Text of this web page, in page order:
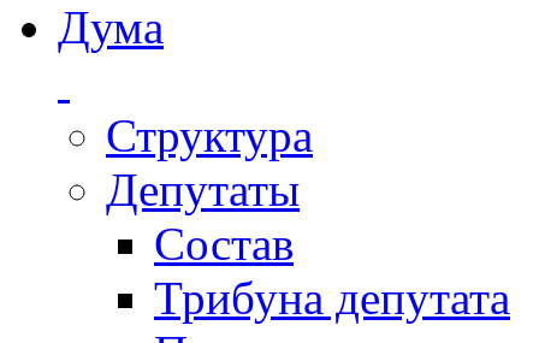
Дума
Структура
Депутаты
Состав
Трибуна депутата